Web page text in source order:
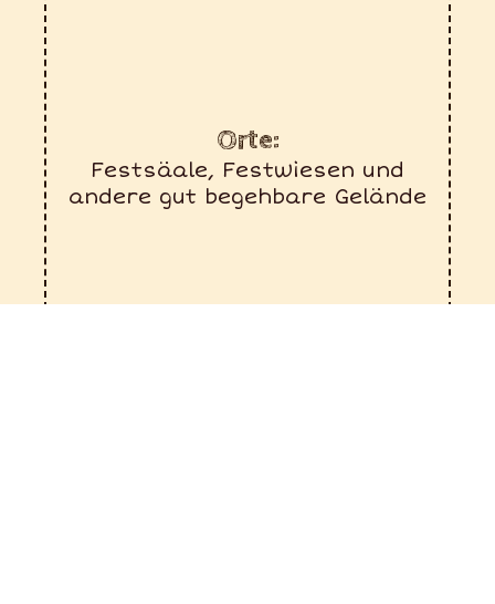
Orte:
Festsäale, Festwiesen und
andere gut begehbare Gelände